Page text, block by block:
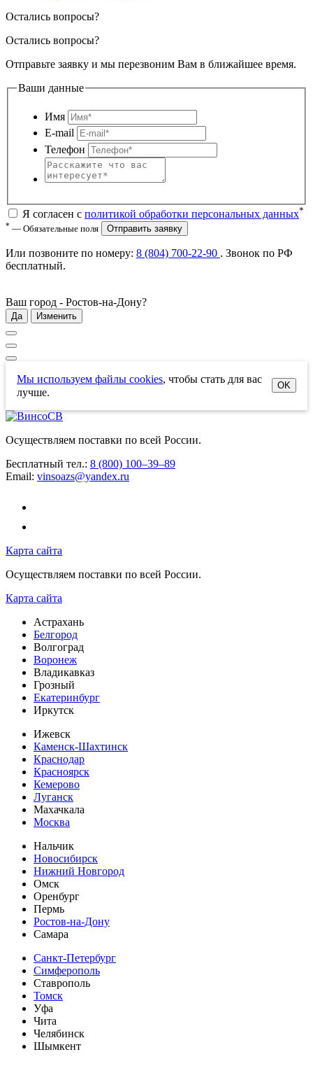
Остались вопросы?
Остались вопросы?
Отправьте заявку и мы перезвоним Вам в ближайшее время.
Ваши данные
Имя
E-mail
Телефон
Я согласен с политикой обработки персональных данных*
* — Обязательные поля Отправить заявку
Или позвоните по номеру: 8 (804) 700-22-90 . Звонок по РФ
бесплатный.
Ваш город - Ростов-на-Дону?
Да Изменить
Мы используем файлы cookies, чтобы стать для вас
лучше.
OK
Осуществляем поставки по всей России.
Бесплатный тел.: 8 (800) 100–39–89
Email: vinsoazs@yandex.ru
Карта сайта
Осуществляем поставки по всей России.
Карта сайта
Астрахань
Белгород
Волгоград
Воронеж
Владикавказ
Грозный
Екатеринбург
Иркутск
Ижевск
Каменск-Шахтинск
Краснодар
Красноярск
Кемерово
Луганск
Махачкала
Москва
Нальчик
Новосибирск
Нижний Новгород
Омск
Оренбург
Пермь
Ростов-на-Дону
Самара
Санкт-Петербург
Симферополь
Ставрополь
Томск
Уфа
Чита
Челябинск
Шымкент